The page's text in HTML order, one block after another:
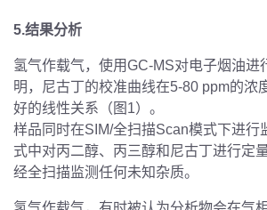
5.结果分析
氢气作载气，使用GC-MS对电子烟油进
明，尼古丁的校准曲线在5-80 ppm的浓
好的线性关系（图1）。
样品同时在SIM/全扫描Scan模式下进行
式中对丙二醇、丙三醇和尼古丁进行定
经全扫描监测任何未知杂质。